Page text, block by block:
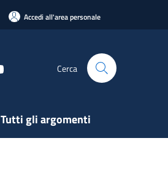
Accedi all'area personale
Cerca
Tutti gli argomenti